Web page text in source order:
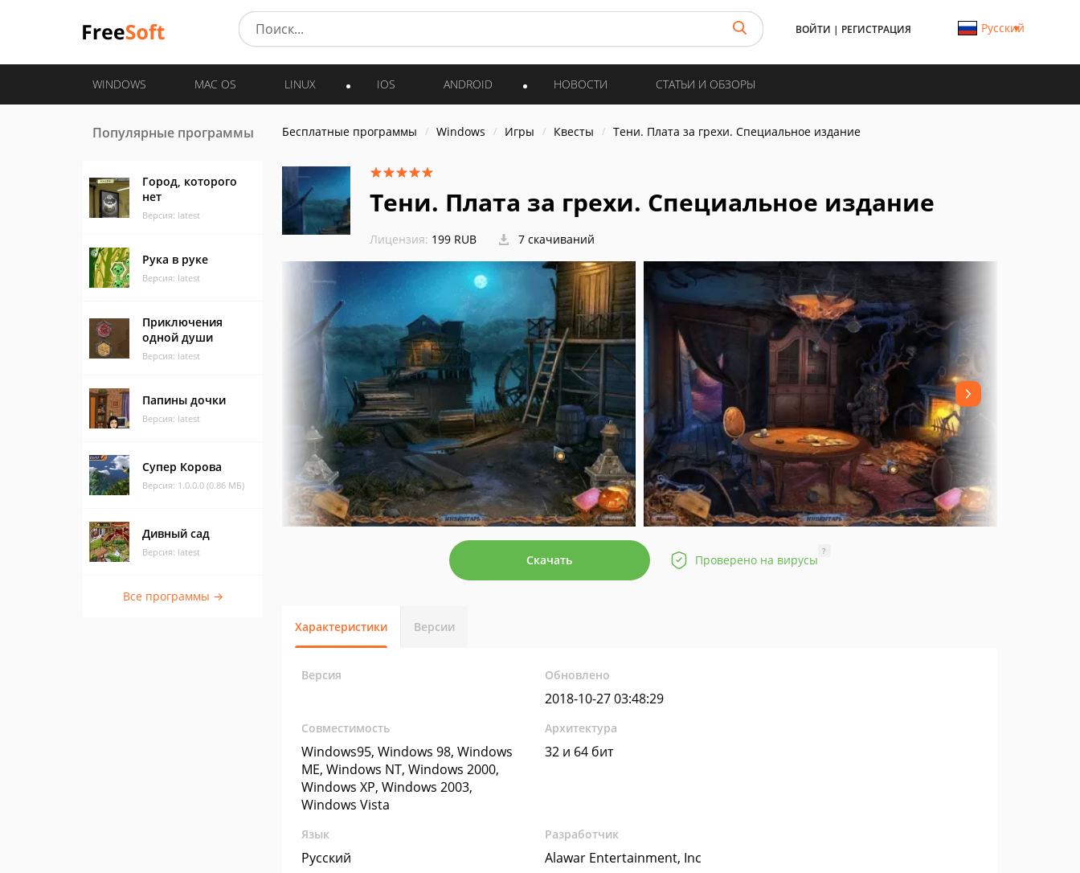
ВОЙТИ | РЕГИСТРАЦИЯ Русский
WINDOWS MAC OS LINUX IOS ANDROID НОВОСТИ СТАТЬИ И ОБЗОРЫ
Популярные программы
Город, которого
нет
Версия: latest
Рука в руке
Версия: latest
Приключения
одной души
Версия: latest
Папины дочки
Версия: latest
Супер Корова
Версия: 1.0.0.0 (0.86 МБ)
Дивный сад
Версия: latest
Все программы →
Бесплатные программы Windows Игры Квесты Тени. Плата за грехи. Специальное издание
Тени. Плата за грехи. Специальное издание
Лицензия: 199 RUB 7 скачиваний
Скачать Проверено на вирусы
?
Характеристики Версии
Версия Обновлено
2018-10-27 03:48:29
Совместимость
Windows95, Windows 98, Windows
ME, Windows NT, Windows 2000,
Windows XP, Windows 2003,
Windows Vista
Архитектура
32 и 64 бит
Язык
Русский
Разработчик
Alawar Entertainment, Inc